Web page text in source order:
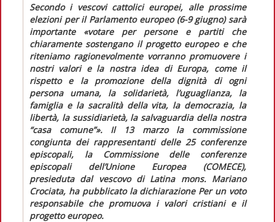
Secondo i vescovi cattolici europei, alle prossime
elezioni per il Parlamento europeo (6-9 giugno) sarà
importante «votare per persone e partiti che
chiaramente sostengano il progetto europeo e che
riteniamo ragionevolmente vorranno promuovere i
nostri valori e la nostra idea di Europa, come il
rispetto e la promozione della dignità di ogni
persona umana, la solidarietà, l’uguaglianza, la
famiglia e la sacralità della vita, la democrazia, la
libertà, la sussidiarietà, la salvaguardia della nostra
“casa comune”». Il 13 marzo la commissione
congiunta dei rappresentanti delle 25 conferenze
episcopali, la Commissione delle conferenze
episcopali dell’Unione Europea (COMECE),
presieduta dal vescovo di Latina mons. Mariano
Crociata, ha pubblicato la dichiarazione Per un voto
responsabile che promuova i valori cristiani e il
progetto europeo.